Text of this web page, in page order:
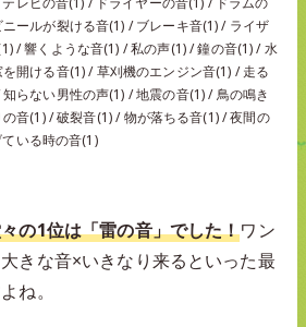
ールが裂ける音(1) / ブレーキ音(1) / ライザ
/ 響くような音(1) / 私の声(1) / 鐘の音(1) / 水
開ける音(1) / 草刈機のエンジン音(1) / 走る
らない男性の声(1) / 地震の音(1) / 鳥の鳴き
音(1) / 破裂音(1) / 物が落ちる音(1) / 夜間の
いる時の音(1)
の1位は「雷の音」でした！ワン
きな音×いきなり来るといった最
ね。